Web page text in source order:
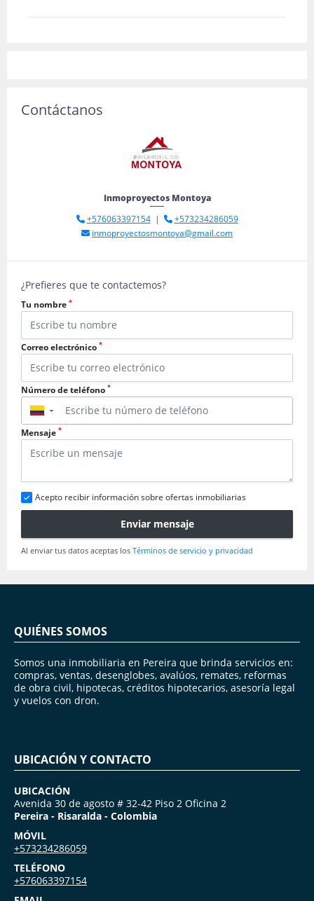
Contáctanos
Inmoproyectos Montoya
+576063397154|
+573234286059
inmoproyectosmontoya@gmail.com
¿Prefieres que te contactemos?
Tu nombre *
Correo electrónico *
Número de teléfono *
▼
Mensaje *
Acepto recibir información sobre ofertas inmobiliarias
Enviar mensaje
Al enviar tus datos aceptas los Términos de servicio y privacidad
QUIÉNES SOMOS
Somos una inmobiliaria en Pereira que brinda servicios en:
compras, ventas, desenglobes, avalúos, remates, reformas
de obra civil, hipotecas, créditos hipotecarios, asesoría legal
y vuelos con dron.
UBICACIÓN Y CONTACTO
UBICACIÓN
Avenida 30 de agosto # 32-42 Piso 2 Oficina 2
Pereira - Risaralda - Colombia
MÓVIL
+573234286059
TELÉFONO
+576063397154